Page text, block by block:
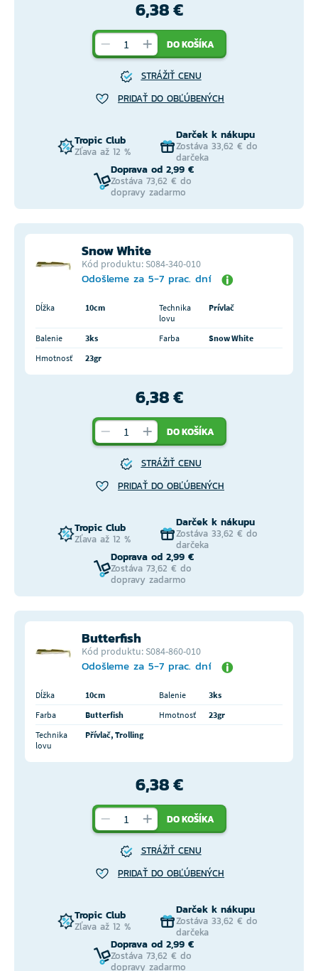
6,38 €
DO KOŠÍKA
STRÁŽIŤ CENU
PRIDAŤ DO OBĽÚBENÝCH
Tropic Club
Zľava až 12 %
Darček k nákupu
Zostáva 33,62 € do
darčeka
Doprava od 2,99 €
Zostáva 73,62 € do
dopravy zadarmo
Snow White
Kód produktu: S084-340-010
Odošleme za 5-7 prac. dní
Dĺžka 10cm
Technika
lovu
Prívlač
Balenie 3ks Farba
Snow White
Hmotnosť
23gr
6,38 €
DO KOŠÍKA
STRÁŽIŤ CENU
PRIDAŤ DO OBĽÚBENÝCH
Tropic Club
Zľava až 12 %
Darček k nákupu
Zostáva 33,62 € do
darčeka
Doprava od 2,99 €
Zostáva 73,62 € do
dopravy zadarmo
Butterfish
Kód produktu: S084-860-010
Odošleme za 5-7 prac. dní
Dĺžka 10cm Balenie
3ks
Farba
Butterfish Hmotnosť
23gr
Technika
lovu
Přívlač, Trolling
6,38 €
DO KOŠÍKA
STRÁŽIŤ CENU
PRIDAŤ DO OBĽÚBENÝCH
Tropic Club
Zľava až 12 %
Darček k nákupu
Zostáva 33,62 € do
darčeka
Doprava od 2,99 €
Zostáva 73,62 € do
dopravy zadarmo